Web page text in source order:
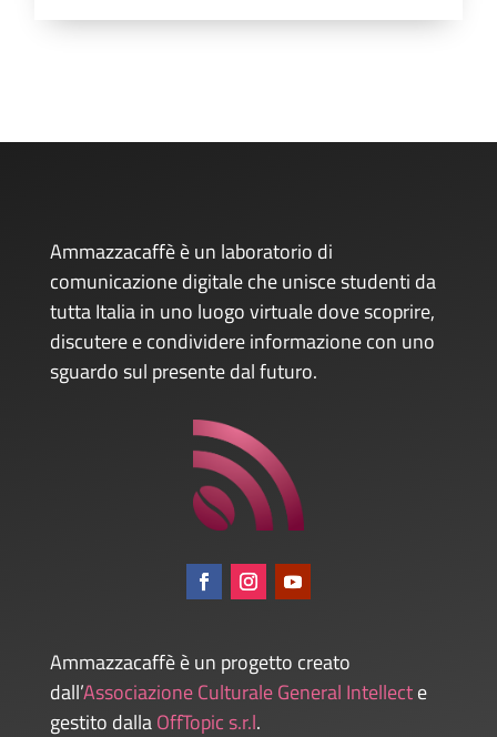
Ammazzacaffè è un laboratorio di
comunicazione digitale che unisce studenti da
tutta Italia in uno luogo virtuale dove scoprire,
discutere e condividere informazione con uno
sguardo sul presente dal futuro.
Ammazzacaffè è un progetto creato
dall’Associazione Culturale General Intellecte
gestito dallaOffTopic s.r.l.